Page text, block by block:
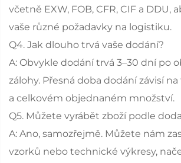
včetně EXW, FOB, CFR, CIF a DDU,
vaše různé požadavky na logistiku.
Q4. Jak dlouho trvá vaše dodání?
A: Obvykle dodání trvá 3–30 dní po
zálohy. Přesná doba dodání závisí
a celkovém objednaném množství.
Q5. Můžete vyrábět zboží podle
A: Ano, samozřejmě. Můžete nám
vzorků nebo technické výkresy,